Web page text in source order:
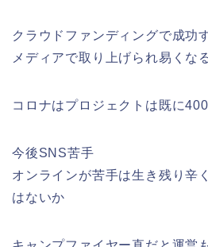
クラウドファンディングで成功
メディアで取り上げられ易くな
コロナはプロジェクトは既に
今後SNS苦手
オンラインが苦手は生き残り辛
はないか